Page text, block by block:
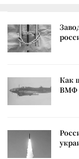
Как
ВМФ